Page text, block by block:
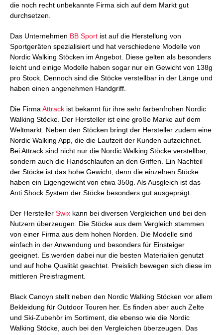
die noch recht unbekannte Firma sich auf dem Markt gut
durchsetzen.
Das Unternehmen BB Sport ist auf die Herstellung von
Sportgeräten spezialisiert und hat verschiedene Modelle von
Nordic Walking Stöcken im Angebot. Diese gelten als besonders
leicht und einige Modelle haben sogar nur ein Gewicht von 138g
pro Stock. Dennoch sind die Stöcke verstellbar in der Länge und
haben einen angenehmen Handgriff.
Die Firma Attrack ist bekannt für ihre sehr farbenfrohen Nordic
Walking Stöcke. Der Hersteller ist eine große Marke auf dem
Weltmarkt. Neben den Stöcken bringt der Hersteller zudem eine
Nordic Walking App, die die Laufzeit der Kunden aufzeichnet.
Bei Attrack sind nicht nur die Nordic Walking Stöcke verstellbar,
sondern auch die Handschlaufen an den Griffen. Ein Nachteil
der Stöcke ist das hohe Gewicht, denn die einzelnen Stöcke
haben ein Eigengewicht von etwa 350g. Als Ausgleich ist das
Anti Shock System der Stöcke besonders gut ausgeprägt.
Der Hersteller Swix kann bei diversen Vergleichen und bei den
Nutzern überzeugen. Die Stöcke aus dem Vergleich stammen
von einer Firma aus dem hohen Norden. Die Modelle sind
einfach in der Anwendung und besonders für Einsteiger
geeignet. Es werden dabei nur die besten Materialien genutzt
und auf hohe Qualität geachtet. Preislich bewegen sich diese im
mittleren Preisfragment.
Black Canoyn stellt neben den Nordic Walking Stöcken vor allem
Bekleidung für Outdoor Touren her. Es finden aber auch Zelte
und Ski-Zubehör im Sortiment, die ebenso wie die Nordic
Walking Stöcke, auch bei den Vergleichen überzeugen. Das